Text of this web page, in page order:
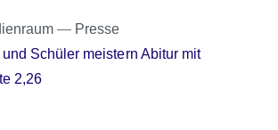
Presse
Schüler meistern Abitur mit
2,26